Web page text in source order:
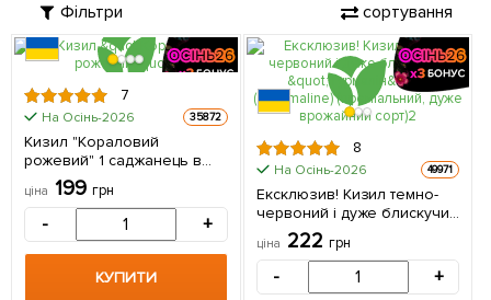
Фільтри сортування
7
На Осінь-2026 35872
Кизил "Кораловий
рожевий" 1 саджанець в
упаковці
ціна 199 грн
- +
КУПИТИ
8
На Осінь-2026 49971
Ексклюзив! Кизил темно-
червоний і дуже блискучий
"Турмалін" (Tourmaline)
(преміальний, дуже
врожайний сорт) 1
саджанець в упаковці
ціна 222 грн
- +